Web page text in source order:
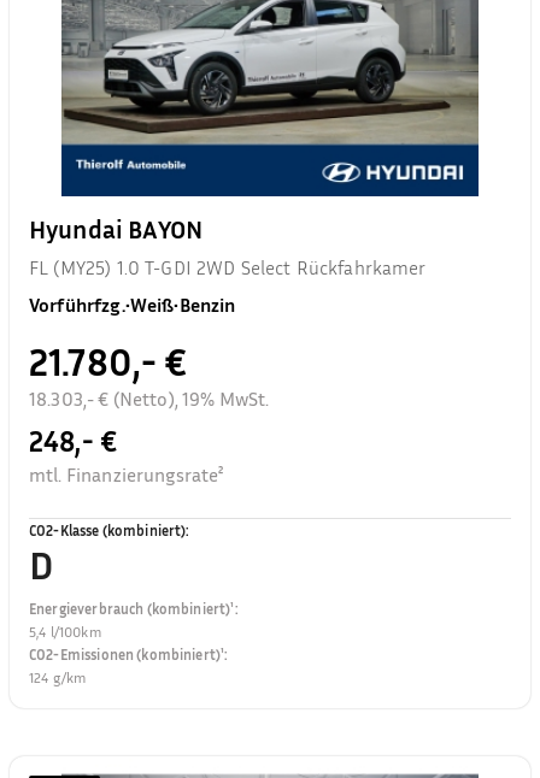
Hyundai BAYON
FL (MY25) 1.0 T-GDI 2WD Select Rückfahrkamer
Vorführfzg.•Weiß•Benzin
21.780,- €
18.303,- € (Netto), 19% MwSt.
248,- €
mtl. Finanzierungsrate²
CO2-Klasse (kombiniert):
D
Energieverbrauch (kombiniert)¹:
5,4 l/100km
CO2-Emissionen (kombiniert)¹:
124 g/km